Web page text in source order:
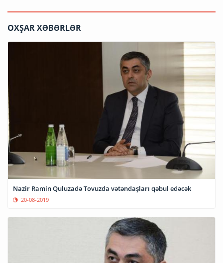
OXŞAR XƏBƏRLƏR
Nazir Ramin Quluzadə Tovuzda vətəndaşları qəbul edəcək
20-08-2019